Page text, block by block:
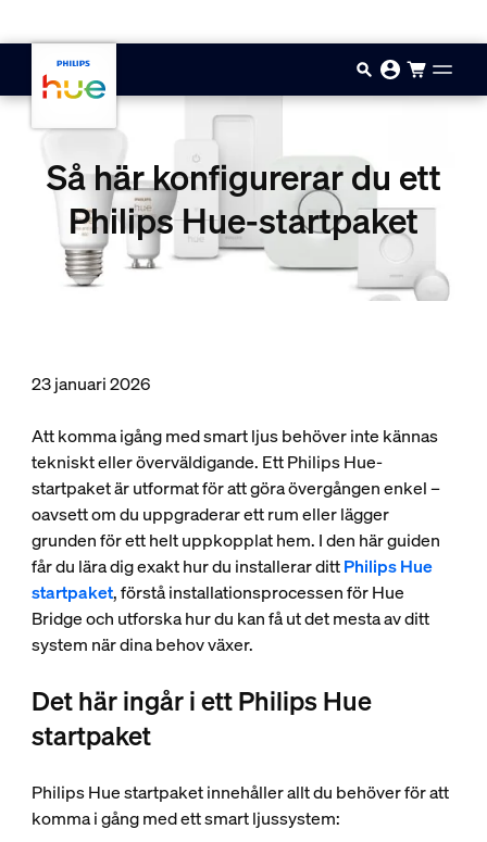
Så här konfigurerar du ett
Philips Hue-startpaket
23 januari 2026
Att komma igång med smart ljus behöver inte kännas
tekniskt eller överväldigande. Ett Philips Hue-
startpaket är utformat för att göra övergången enkel –
oavsett om du uppgraderar ett rum eller lägger
grunden för ett helt uppkopplat hem. I den här guiden
får du lära dig exakt hur du installerar dittPhilips Hue
startpaket, förstå installationsprocessen för Hue
Bridge och utforska hur du kan få ut det mesta av ditt
system när dina behov växer.
Det här ingår i ett Philips Hue
startpaket
Philips Hue startpaket innehåller allt du behöver för att
komma i gång med ett smart ljussystem: